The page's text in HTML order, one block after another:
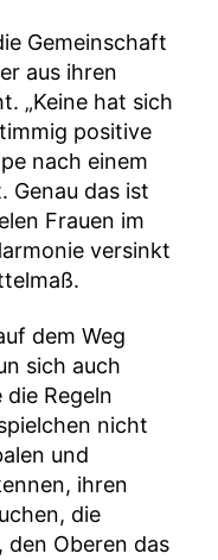
Gemeinschaft
aus ihren
„Keine hat sich
positive
nach einem
Genau das ist
Frauen im
versinkt
dem Weg
sich auch
Regeln
nicht
und
ihren
die
Oberen das